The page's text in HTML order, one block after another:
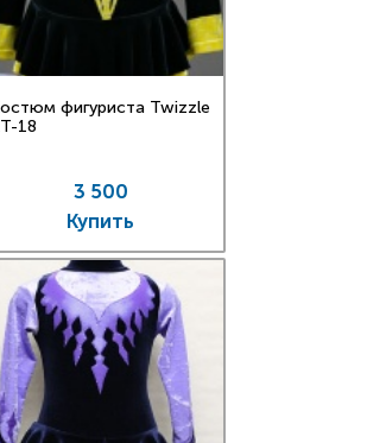
фигуриста Twizzle
18
3 500
Купить